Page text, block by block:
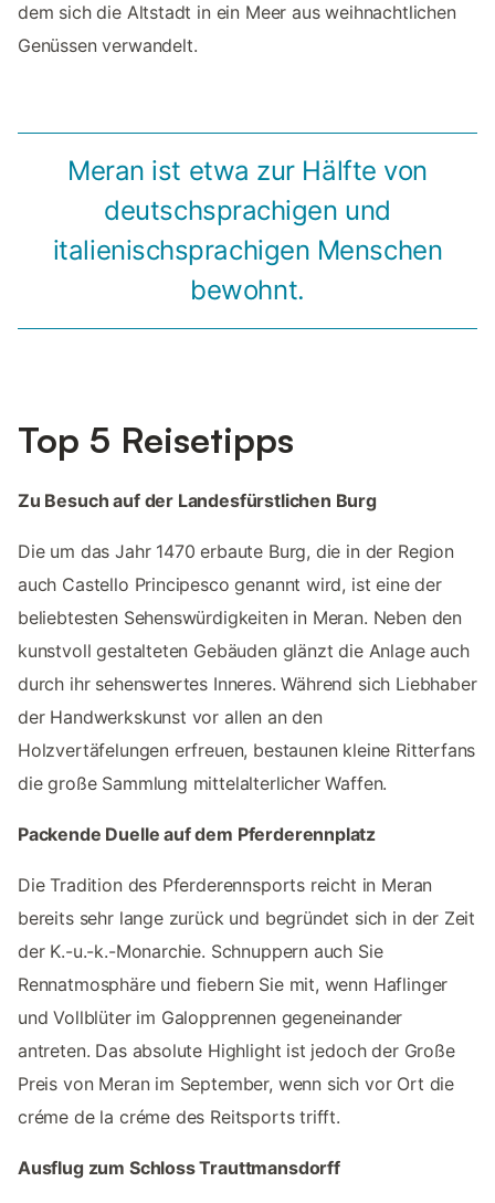
dem sich die Altstadt in ein Meer aus weihnachtlichen
Genüssen verwandelt.
Meran ist etwa zur Hälfte von
deutschsprachigen und
italienischsprachigen Menschen
bewohnt.
Top 5 Reisetipps
Zu Besuch auf der Landesfürstlichen Burg
Die um das Jahr 1470 erbaute Burg, die in der Region
auch Castello Principesco genannt wird, ist eine der
beliebtesten Sehenswürdigkeiten in Meran. Neben den
kunstvoll gestalteten Gebäuden glänzt die Anlage auch
durch ihr sehenswertes Inneres. Während sich Liebhaber
der Handwerkskunst vor allen an den
Holzvertäfelungen erfreuen, bestaunen kleine Ritterfans
die große Sammlung mittelalterlicher Waffen.
Packende Duelle auf dem Pferderennplatz
Die Tradition des Pferderennsports reicht in Meran
bereits sehr lange zurück und begründet sich in der Zeit
der K.-u.-k.-Monarchie. Schnuppern auch Sie
Rennatmosphäre und fiebern Sie mit, wenn Haflinger
und Vollblüter im Galopprennen gegeneinander
antreten. Das absolute Highlight ist jedoch der Große
Preis von Meran im September, wenn sich vor Ort die
créme de la créme des Reitsports trifft.
Ausflug zum Schloss Trauttmansdorff